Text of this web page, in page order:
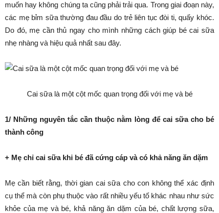
muốn hay không chúng ta cũng phải trải qua. Trong giai đoạn này,
các mẹ bỉm sữa thường đau đầu do trẻ liên tục đòi ti, quấy khóc.
Do đó, mẹ cần thủ ngay cho mình những cách giúp bé cai sữa
nhẹ nhàng và hiệu quả nhất sau đây.
Cai sữa là một cột mốc quan trọng đối với mẹ và bé
1/ Những nguyên tắc cần thuộc nằm lòng để cai sữa cho bé
thành công
+ Mẹ chỉ cai sữa khi bé đã cứng cáp và có khả năng ăn dặm
Mẹ cần biết rằng, thời gian cai sữa cho con không thể xác định
cụ thể mà còn phụ thuộc vào rất nhiều yếu tố khác nhau như sức
khỏe của mẹ và bé, khả năng ăn dặm của bé, chất lượng sữa,